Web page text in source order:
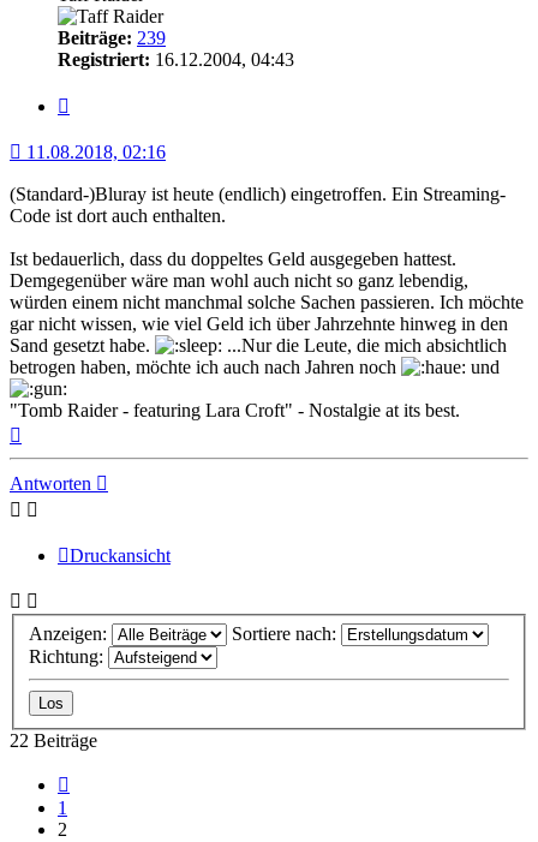
Beiträge: 239
Registriert: 16.12.2004, 04:43
11.08.2018, 02:16
(Standard-)Bluray ist heute (endlich) eingetroffen. Ein Streaming-
Code ist dort auch enthalten.
Ist bedauerlich, dass du doppeltes Geld ausgegeben hattest.
Demgegenüber wäre man wohl auch nicht so ganz lebendig,
würden einem nicht manchmal solche Sachen passieren. Ich möchte
gar nicht wissen, wie viel Geld ich über Jahrzehnte hinweg in den
Sand gesetzt habe.
...Nur die Leute, die mich absichtlich
betrogen haben, möchte ich auch nach Jahren noch
und
"Tomb Raider - featuring Lara Croft" - Nostalgie at its best.
Antworten
Druckansicht
Anzeigen:
Sortiere nach:
Richtung:
22 Beiträge
1
2